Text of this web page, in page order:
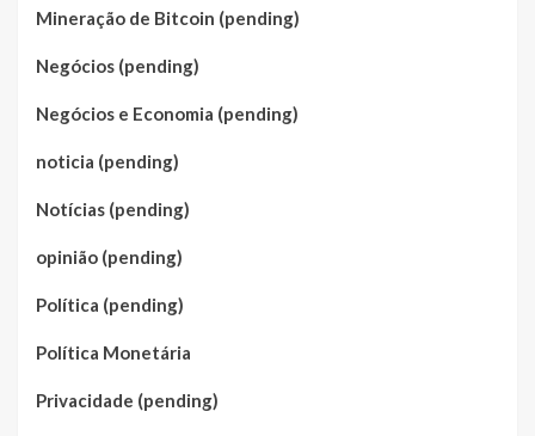
Mineração de Bitcoin (pending)
Negócios (pending)
Negócios e Economia (pending)
noticia (pending)
Notícias (pending)
opinião (pending)
Política (pending)
Política Monetária
Privacidade (pending)